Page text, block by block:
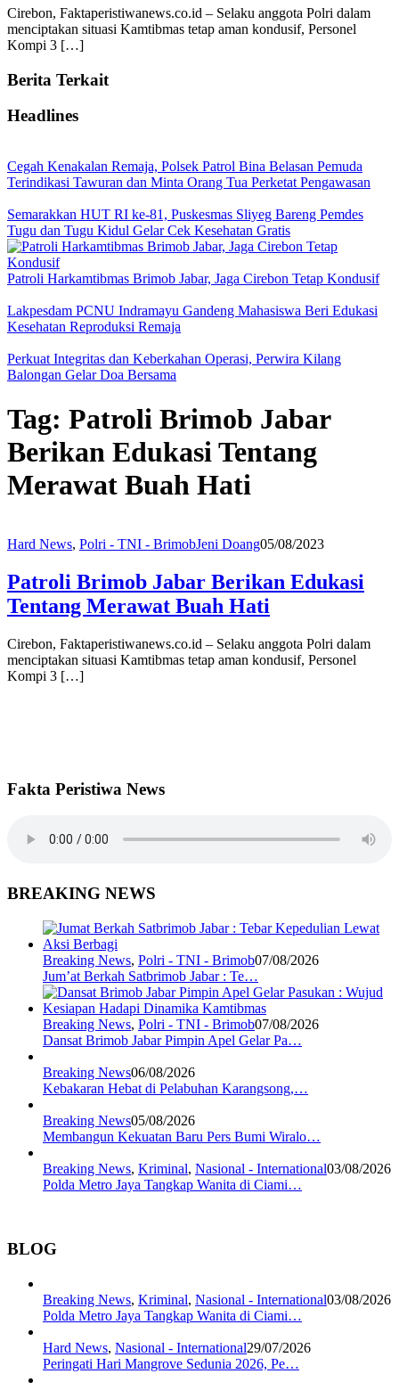
Cirebon, Faktaperistiwanews.co.id – Selaku anggota Polri dalam
menciptakan situasi Kamtibmas tetap aman kondusif, Personel
Kompi 3 […]
Berita Terkait
Headlines
Cegah Kenakalan Remaja, Polsek Patrol Bina Belasan Pemuda
Terindikasi Tawuran dan Minta Orang Tua Perketat Pengawasan
Semarakkan HUT RI ke-81, Puskesmas Sliyeg Bareng Pemdes
Tugu dan Tugu Kidul Gelar Cek Kesehatan Gratis
Patroli Harkamtibmas Brimob Jabar, Jaga Cirebon Tetap Kondusif
Lakpesdam PCNU Indramayu Gandeng Mahasiswa Beri Edukasi
Kesehatan Reproduksi Remaja
Perkuat Integritas dan Keberkahan Operasi, Perwira Kilang
Balongan Gelar Doa Bersama
Tag: Patroli Brimob Jabar
Berikan Edukasi Tentang
Merawat Buah Hati
Hard News, Polri - TNI - BrimobJeni Doang05/08/2023
Patroli Brimob Jabar Berikan Edukasi
Tentang Merawat Buah Hati
Cirebon, Faktaperistiwanews.co.id – Selaku anggota Polri dalam
menciptakan situasi Kamtibmas tetap aman kondusif, Personel
Kompi 3 […]
Fakta Peristiwa News
BREAKING NEWS
Breaking News, Polri - TNI - Brimob07/08/2026
Jum’at Berkah Satbrimob Jabar : Te…
Breaking News, Polri - TNI - Brimob07/08/2026
Dansat Brimob Jabar Pimpin Apel Gelar Pa…
Breaking News06/08/2026
Kebakaran Hebat di Pelabuhan Karangsong,…
Breaking News05/08/2026
Membangun Kekuatan Baru Pers Bumi Wiralo…
Breaking News, Kriminal, Nasional - International03/08/2026
Polda Metro Jaya Tangkap Wanita di Ciami…
BLOG
Breaking News, Kriminal, Nasional - International03/08/2026
Polda Metro Jaya Tangkap Wanita di Ciami…
Hard News, Nasional - International29/07/2026
Peringati Hari Mangrove Sedunia 2026, Pe…